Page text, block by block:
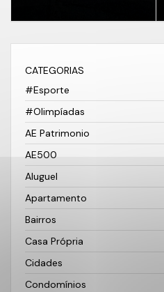
CATEGORIAS
#Esporte
#Olimpíadas
AE Patrimonio
AE500
Aluguel
Apartamento
Bairros
Casa Própria
Cidades
Condomínios